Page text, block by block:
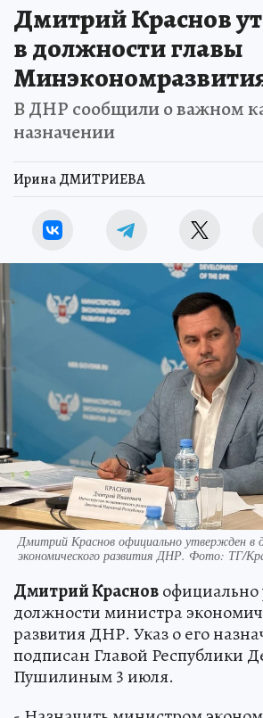
Дмитрий Краснов
в должности главы
В ДНР сообщили о важном
назначении
Ирина ДМИТРИЕВА
Дмитрий Краснов официально утвержден
экономического развития ДНР. Фото: ТГ/
Дмитрий Красновофициально
должности министра
развития ДНР. Указ о его
подписан Главой Республики
Пушилиным 3 июля.